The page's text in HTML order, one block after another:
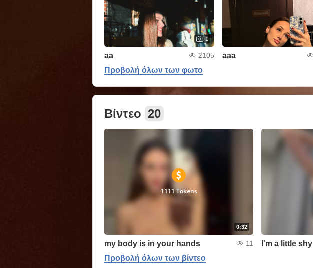
1
aa 2105 aaa
Προβολή όλων των φωτο
Βίντεο 20
0:32
1111 Tokens
my body is in your hands 11 I'm a little shy
Προβολή όλων των βίντεο